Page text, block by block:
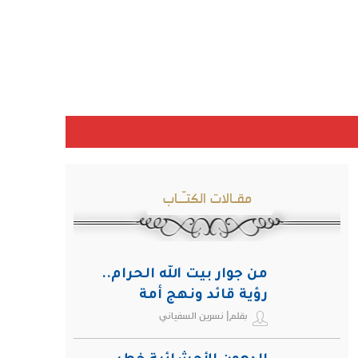
مقـالات الكتـّـاب
من جوار بيت الله الحرام..
رؤية قائد ونهج أمة
بقلم| نسرين السفياني